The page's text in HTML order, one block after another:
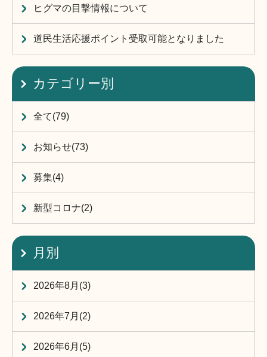
ヒグマの目撃情報について
道民生活応援ポイント受取可能となりました
カテゴリー別
全て(79)
お知らせ(73)
募集(4)
新型コロナ(2)
月別
2026年8月(3)
2026年7月(2)
2026年6月(5)